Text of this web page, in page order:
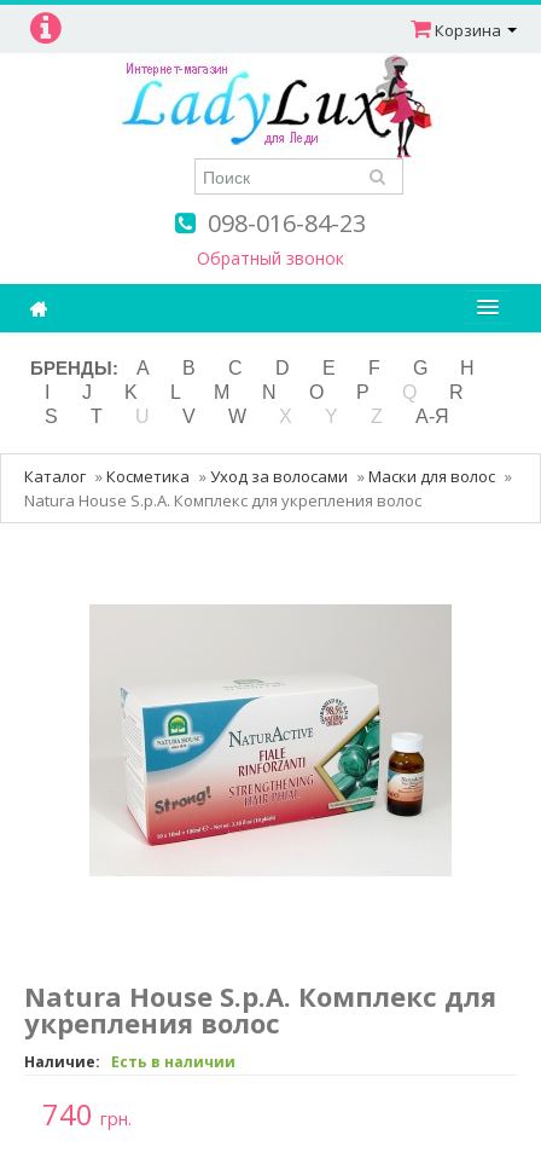
098-016-84-23
Обратный звонок
Корзина
Ароматерапия
Витамины
Детям и мамам
Косметика
БРЕНДЫ: A B C D E F G
H
J K L M N O P Q
R
S
T U V W X Y Z А-Я
Каталог »Косметика »Уход за волосами »Маски для волос »
Natura House S.p.A. Комплекс для укрепления волос
Natura House S.p.A. Комплекс для
укрепления волос
Наличие: Есть в наличии
740 грн.